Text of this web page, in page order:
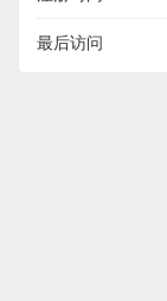
最后访问